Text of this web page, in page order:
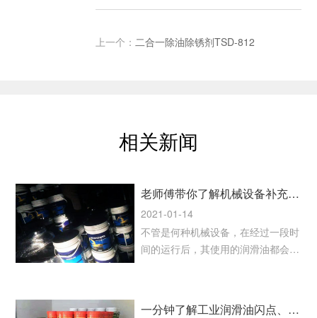
上一个： 二合一除油除锈剂TSD-812
相关新闻
老师傅带你了解机械设备补充和更换润滑油的注意事项
2021-01-14
不管是何种机械设备，在经过一段时
间的运行后，其使用的润滑油都会存
一分钟了解工业润滑油闪点、倾点和粘度指数等的基本定义